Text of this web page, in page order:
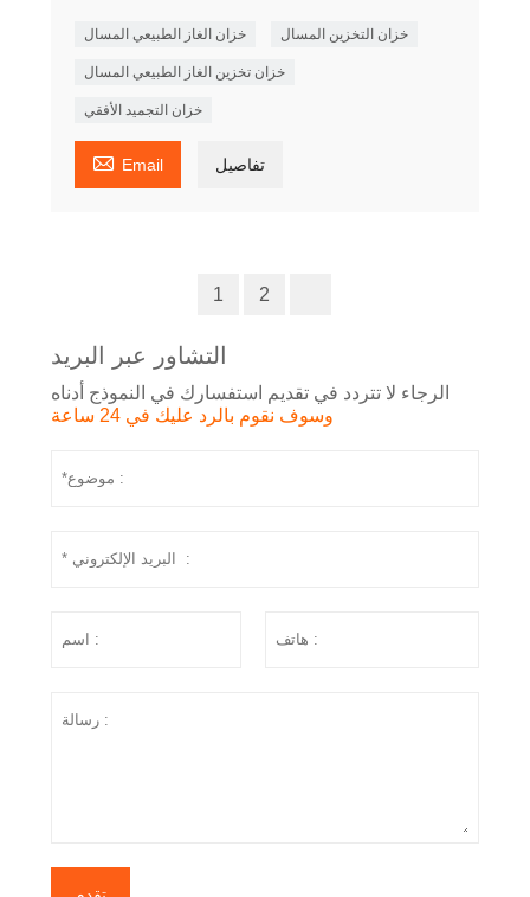
خزان الغاز الطبيعي المسال خزان التخزين المسال
خزان تخزين الغاز الطبيعي المسال
خزان التجميد الأفقي
 Email تفاصيل
1 2
التشاور عبر البريد
الرجاء لا تتردد في تقديم استفسارك في النموذج أدناه
وسوف نقوم بالرد عليك في 24 ساعة